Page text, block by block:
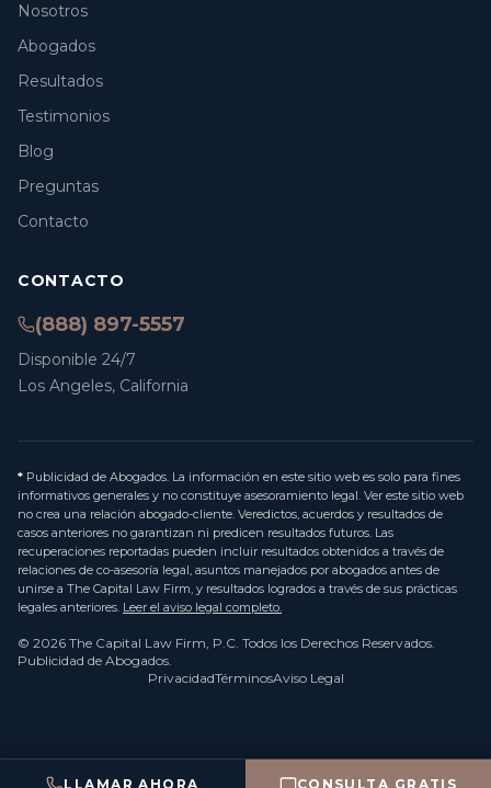
LLAMAR AHORA CONSULTA GRATIS
Nosotros
Abogados
Resultados
Testimonios
Blog
Preguntas
Contacto
CONTACTO
(888) 897-5557
Disponible 24/7
Los Angeles, California
* Publicidad de Abogados. La información en este sitio web es solo para fines
informativos generales y no constituye asesoramiento legal. Ver este sitio web
no crea una relación abogado-cliente. Veredictos, acuerdos y resultados de
casos anteriores no garantizan ni predicen resultados futuros. Las
recuperaciones reportadas pueden incluir resultados obtenidos a través de
relaciones de co-asesoría legal, asuntos manejados por abogados antes de
unirse a The Capital Law Firm, y resultados logrados a través de sus prácticas
legales anteriores. Leer el aviso legal completo.
© 2026 The Capital Law Firm, P.C. Todos los Derechos Reservados.
Publicidad de Abogados.
PrivacidadTérminosAviso Legal